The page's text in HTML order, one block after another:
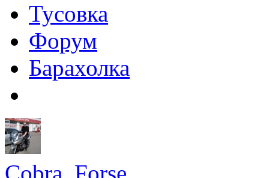
Тусовка
Форум
Барахолка